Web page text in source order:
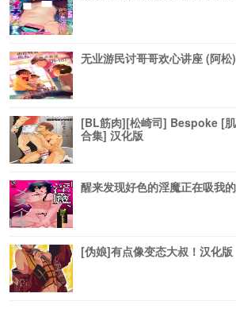
无业游民讨哥哥欢心讲座 (阿松
[BL筋肉][松崎司] Bespoke [
合集] 汉化版
醒来发现好色的淫魔正在吸我
[伪娘]有点像变态大叔！汉化版